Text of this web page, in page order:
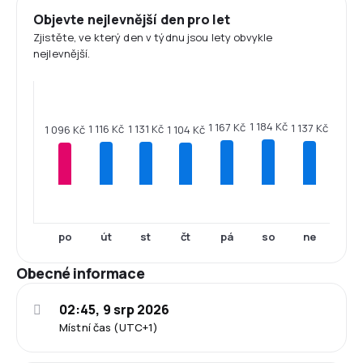
Objevte nejlevnější den pro let
Zjistěte, ve který den v týdnu jsou lety obvykle
nejlevnější.
1 096 Kč
po
1 116 Kč
út
1 131 Kč
st
1 104 Kč
čt
1 167 Kč
pá
1 184 Kč
so
1 137 Kč
ne
Obecné informace
Místní čas (UTC+1)
02:45, 9 srp 2026